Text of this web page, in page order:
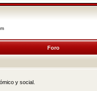
Foro
y social.